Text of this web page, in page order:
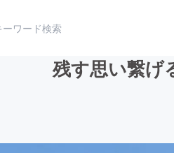
残す思い繋げ